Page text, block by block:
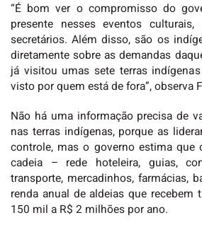
“É bom ver o compromisso do
presente nesses eventos
secretários. Além disso, são os
diretamente sobre as demandas
já visitou umas sete terras
visto por quem está de fora”, observa
Não há uma informação precisa de
nas terras indígenas, porque as
controle, mas o governo estima
cadeia – rede hoteleira, guias,
transporte, mercadinhos, farmácias,
renda anual de aldeias que recebem
150 mil a R$ 2 milhões por ano.